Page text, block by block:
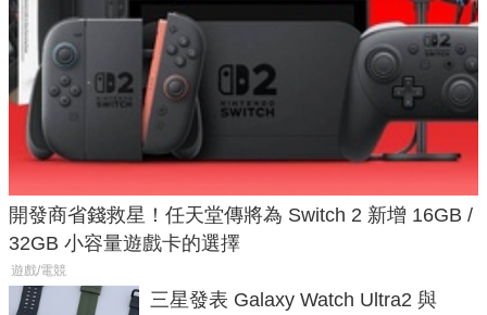
開發商省錢救星！任天堂傳將為 Switch 2 新增 16GB /
32GB 小容量遊戲卡的選擇
遊戲/電競
三星發表 Galaxy Watch Ultra2 與